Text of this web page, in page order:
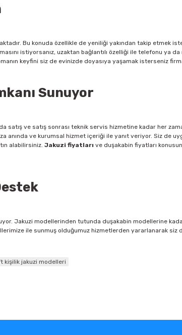
Bu konuda özellikle de yeniliği yakından takip etmek
istiyorsanız, uzaktan bağlantılı özelliği ile telefonu ya da
keyfini siz de evinizde doyasıya yaşamak isterseniz
Sunuyor
ve satış sonrası teknik servis hizmetine kadar her
anında ve kurumsal hizmet içeriği ile yanıt veriyor. Siz de
alabilirsiniz. Jakuzi fiyatları ve duşakabin fiyatları
Jakuzi modellerinden tutunda duşakabin modellerine
ile sunmuş olduğumuz hizmetlerden yararlanarak siz
kişilik jakuzi modelleri